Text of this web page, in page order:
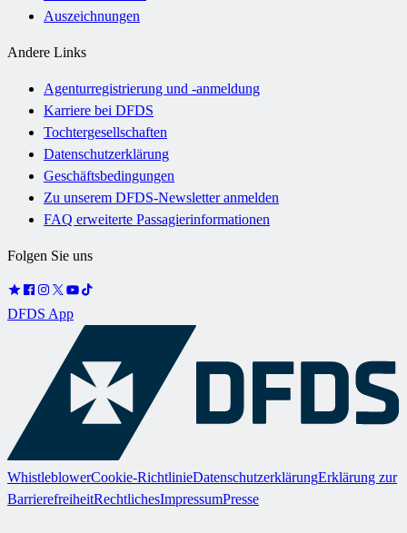
Auszeichnungen
Andere Links
Agenturregistrierung und -anmeldung
Karriere bei DFDS
Tochtergesellschaften
Datenschutzerklärung
Geschäftsbedingungen
Zu unserem DFDS-Newsletter anmelden
FAQ erweiterte Passagierinformationen
Folgen Sie uns
DFDS App
WhistleblowerCookie-RichtlinieDatenschutzerklärungErklärung zur
BarrierefreiheitRechtlichesImpressumPresse